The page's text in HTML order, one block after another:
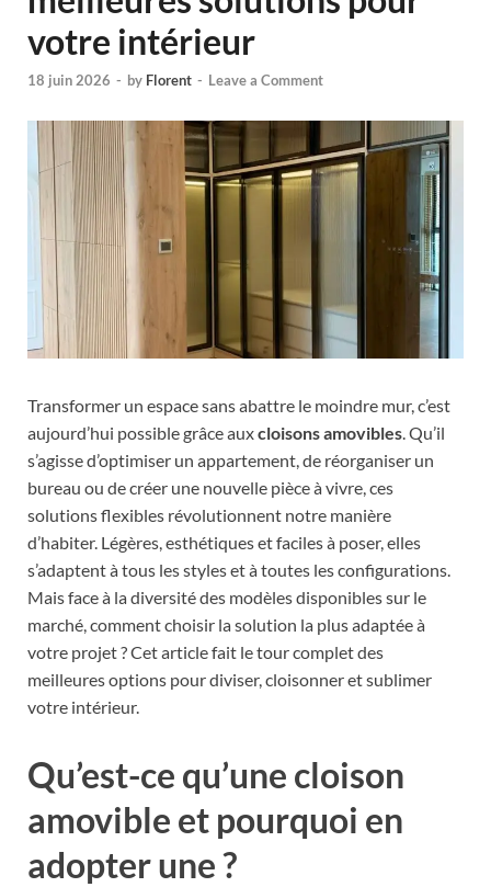
votre intérieur
18 juin 2026 - by Florent - Leave a Comment
Transformer un espace sans abattre le moindre mur, c’est
aujourd’hui possible grâce auxcloisons amovibles. Qu’il
s’agisse d’optimiser un appartement, de réorganiser un
bureau ou de créer une nouvelle pièce à vivre, ces
solutions flexibles révolutionnent notre manière
d’habiter. Légères, esthétiques et faciles à poser, elles
s’adaptent à tous les styles et à toutes les configurations.
Mais face à la diversité des modèles disponibles sur le
marché, comment choisir la solution la plus adaptée à
votre projet ? Cet article fait le tour complet des
meilleures options pour diviser, cloisonner et sublimer
votre intérieur.
Qu’est-ce qu’une cloison
amovible et pourquoi en
adopter une ?